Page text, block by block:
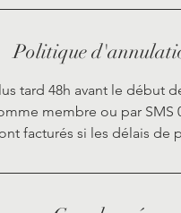
Politique
tard 48h avant le début
membre ou par SMS
facturés si les délais de